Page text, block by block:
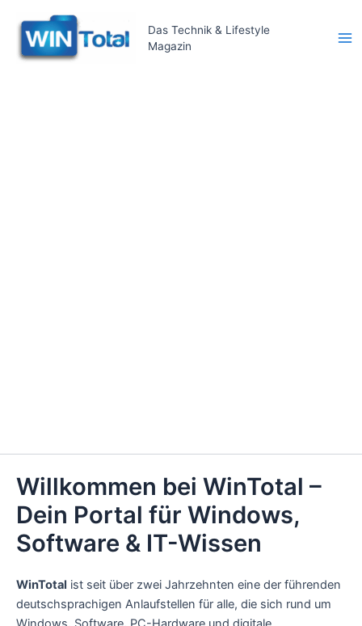
Inhalt
springen
Das Technik & Lifestyle
Magazin
Willkommen bei WinTotal –
Dein Portal für Windows,
Software & IT-Wissen
WinTotal ist seit über zwei Jahrzehnten eine der führenden
deutschsprachigen Anlaufstellen für alle, die sich rund um